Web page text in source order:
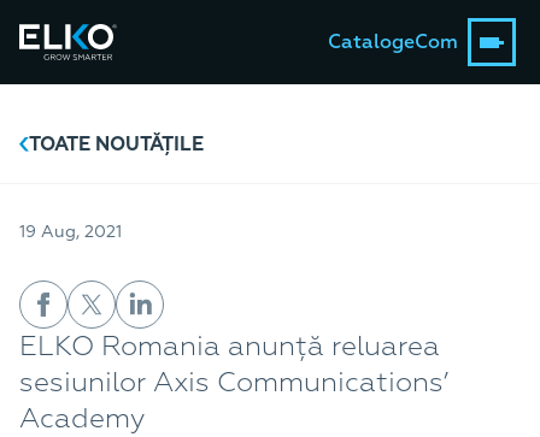
CatalogeCom
TOATE NOUTĂȚILE
19 Aug, 2021
ELKO Romania anunță reluarea
sesiunilor Axis Communications’
Academy